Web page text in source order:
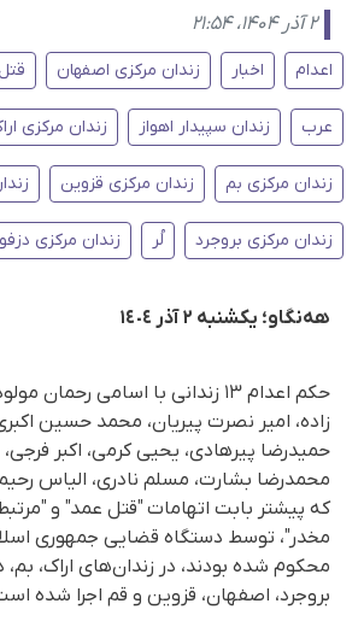
۲ آذر ۱۴۰۴، ۲۱:۵۴
اعدام اخبار زندان مرکزی اصفهان
عرب زندان سپیدار اهواز زندان مرکزی
زندان مرکزی بم زندان مرکزی قزوین
زندان مرکزی بروجرد لُر زندان مرکزی
هەنگاو؛ یکشنبە ٢ آذر ١٤٠٤
حکم اعدام ۱۳ زندانی با اسامی
زاده، امیر نصرت پیریان، محمد حسین
حمیدرضا پیرهادی، یحیی کرمی، اکبر
محمدرضا بشارت، مسلم نادری، الیاس
کە پیشتر بابت اتهامات "قتل عمد" و
مخدر"، توسط دستگاه قضایی جمهوری
محکوم شده بودند، در زندان‌های اراک، بم،
بروجرد، اصفهان، قزوین و قم اجرا شده